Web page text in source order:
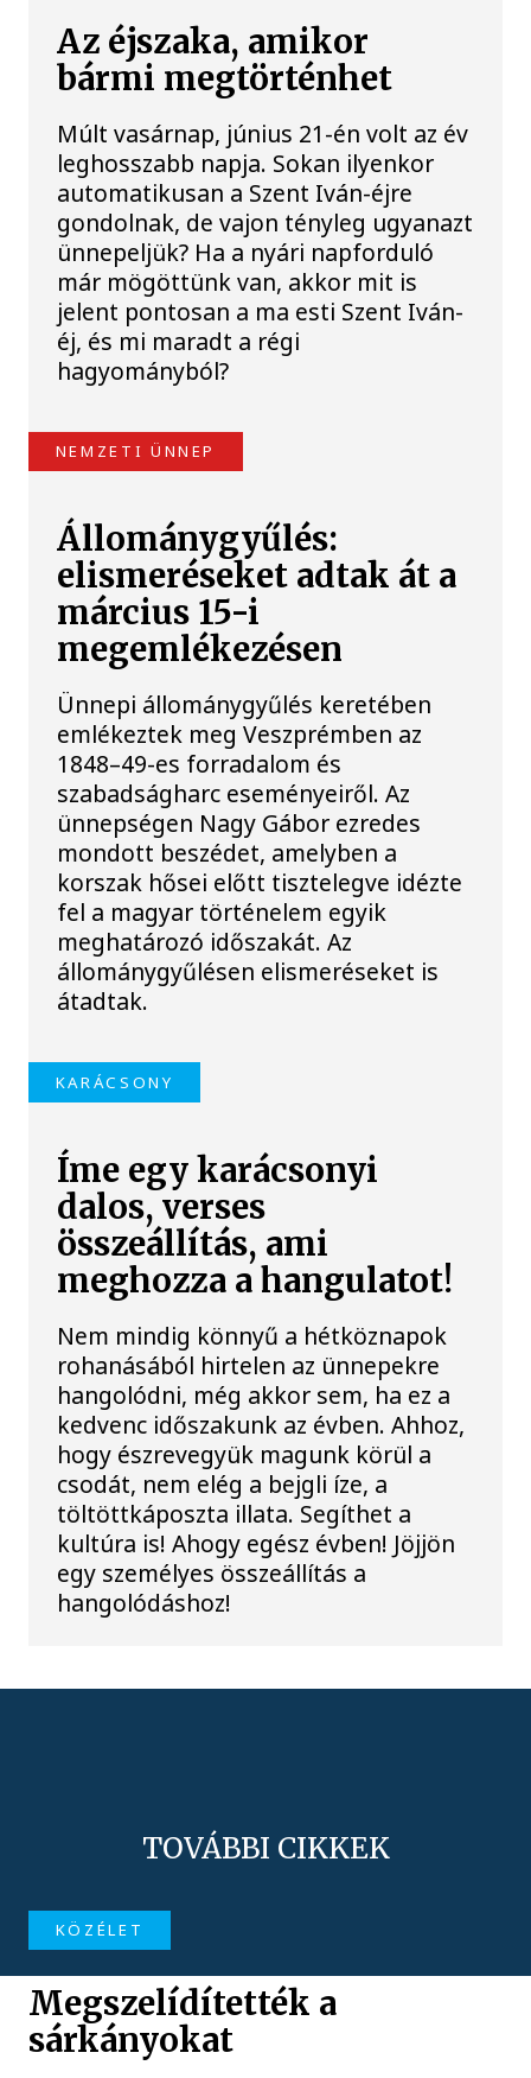
Az éjszaka, amikor
bármi megtörténhet
Múlt vasárnap, június 21-én volt az év
leghosszabb napja. Sokan ilyenkor
automatikusan a Szent Iván-éjre
gondolnak, de vajon tényleg ugyanazt
ünnepeljük? Ha a nyári napforduló
már mögöttünk van, akkor mit is
jelent pontosan a ma esti Szent Iván-
éj, és mi maradt a régi
hagyományból?
NEMZETI ÜNNEP
Állománygyűlés:
elismeréseket adtak át a
március 15-i
megemlékezésen
Ünnepi állománygyűlés keretében
emlékeztek meg Veszprémben az
1848–49-es forradalom és
szabadságharc eseményeiről. Az
ünnepségen Nagy Gábor ezredes
mondott beszédet, amelyben a
korszak hősei előtt tisztelegve idézte
fel a magyar történelem egyik
meghatározó időszakát. Az
állománygyűlésen elismeréseket is
átadtak.
KARÁCSONY
Íme egy karácsonyi
dalos, verses
összeállítás, ami
meghozza a hangulatot!
Nem mindig könnyű a hétköznapok
rohanásából hirtelen az ünnepekre
hangolódni, még akkor sem, ha ez a
kedvenc időszakunk az évben. Ahhoz,
hogy észrevegyük magunk körül a
csodát, nem elég a bejgli íze, a
töltöttkáposzta illata. Segíthet a
kultúra is! Ahogy egész évben! Jöjjön
egy személyes összeállítás a
hangolódáshoz!
TOVÁBBI CIKKEK
KÖZÉLET
Megszelídítették a
sárkányokat